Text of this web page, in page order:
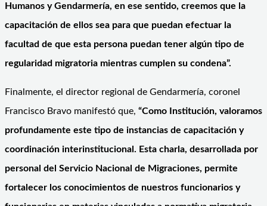
Humanos y Gendarmería, en ese sentido, creemos que la
capacitación de ellos sea para que puedan efectuar la
facultad de que esta persona puedan tener algún tipo de
regularidad migratoria mientras cumplen su condena”.
Finalmente, el director regional de Gendarmería, coronel
Francisco Bravo manifestó que, “Como Institución, valoramos
profundamente este tipo de instancias de capacitación y
coordinación interinstitucional. Esta charla, desarrollada por
personal del Servicio Nacional de Migraciones, permite
fortalecer los conocimientos de nuestros funcionarios y